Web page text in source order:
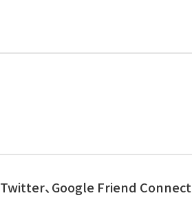
Twitter、Google Friend Connect